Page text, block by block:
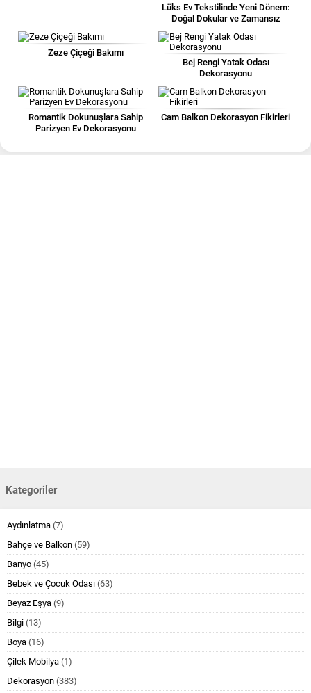
Lüks Ev Tekstilinde Yeni Dönem:
Doğal Dokular ve Zamansız
Zeze Çiçeği Bakımı
Bej Rengi Yatak Odası
Dekorasyonu
Romantik Dokunuşlara Sahip
Parizyen Ev Dekorasyonu
Cam Balkon Dekorasyon Fikirleri
Kategoriler
Aydınlatma (7)
Bahçe ve Balkon (59)
Banyo (45)
Bebek ve Çocuk Odası (63)
Beyaz Eşya (9)
Bilgi (13)
Boya (16)
Çilek Mobilya (1)
Dekorasyon (383)